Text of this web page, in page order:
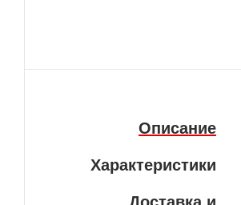
Описание
Характеристики